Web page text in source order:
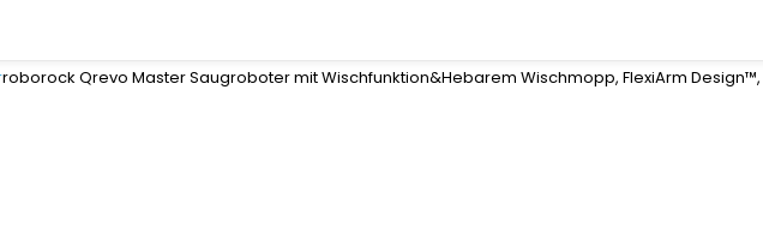
roborock Qrevo Master Saugroboter mit Wischfunktion&Hebarem Wischmopp, FlexiArm Design™,